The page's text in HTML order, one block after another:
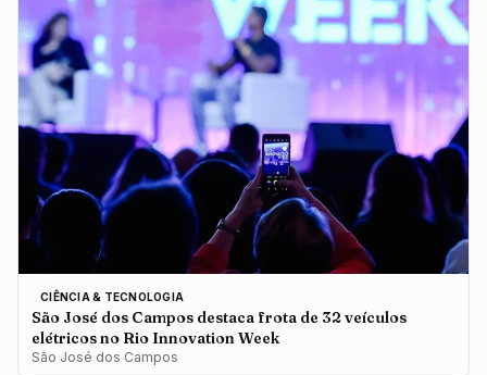
CIÊNCIA & TECNOLOGIA
São José dos Campos destaca frota de 32 veículos
elétricos no Rio Innovation Week
São José dos Campos